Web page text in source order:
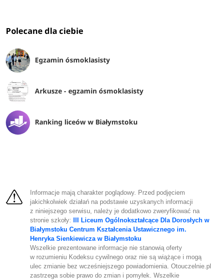
Polecane dla ciebie
Egzamin ósmoklasisty
Arkusze - egzamin ósmoklasisty
Ranking liceów w Białymstoku
Informacje mają charakter poglądowy. Przed podjęciem
jakichkolwiek działań na podstawie uzyskanych informacji
z niniejszego serwisu, należy je dodatkowo zweryfikować na
stronie szkoły:
III Liceum Ogólnokształcące Dla Dorosłych w
Białymstoku Centrum Kształcenia Ustawicznego im.
Henryka Sienkiewicza w Białymstoku
Wszelkie prezentowane informacje nie stanowią oferty
w rozumieniu Kodeksu cywilnego oraz nie są wiążące i mogą
ulec zmianie bez wcześniejszego powiadomienia. Otouczelnie.pl
zastrzega sobie prawo do zmian i pomyłek. Wszelkie